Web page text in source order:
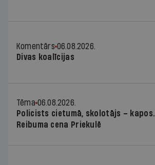
Komentārs 06.08.2026.
Divas koalīcijas
Tēma 06.08.2026.
Policists cietumā, skolotājs – kapos.
Reibuma cena Priekulē